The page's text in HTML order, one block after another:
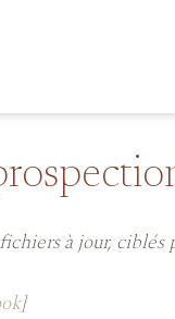
à jour,
]